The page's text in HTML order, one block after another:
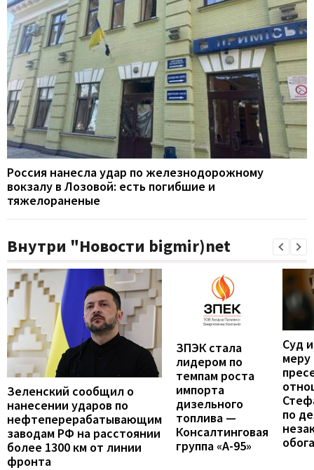
Россия нанесла удар по железнодорожному
вокзалу в Лозовой: есть погибшие и
тяжелораненые
Внутри "Новости bigmir)net
Зеленский сообщил о
нанесении ударов по
нефтеперерабатывающим
заводам РФ на расстоянии
более 1300 км от линии
фронта
ЗПЭК стала
лидером по
темпам роста
импорта
дизельного
топлива —
Консалтинговая
группа «А-95»
Суд
меру
по